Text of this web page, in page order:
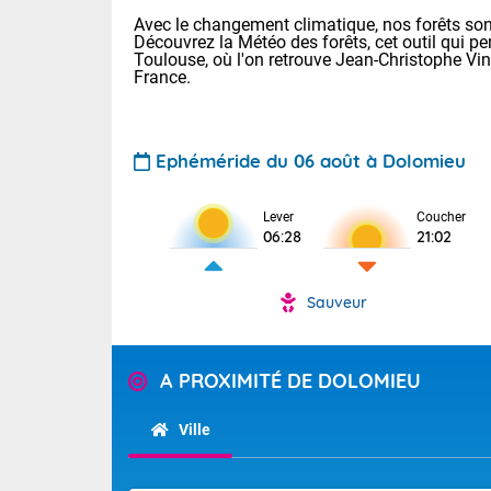
Avec le changement climatique, nos forêts
Découvrez la Météo des forêts, cet outil qui
Toulouse, où l'on retrouve Jean-Christophe
France.
Ephéméride du 06 août à Dolomieu
Lever
06:28
Coucher
21:02
Sauveur
A PROXIMITÉ DE DOLOMIEU
Ville
Voici les
Lyon : 33
25 Nancy :
30 Lille : 24
de journée,
Sur les